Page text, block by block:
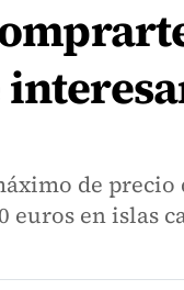
de
en islas